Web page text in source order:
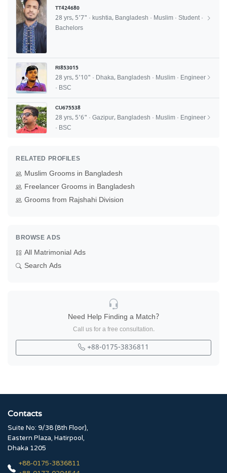
TT424680
28 yrs, 5'7" · kushtia, Bangladesh · Muslim · Student ·
Bachelors
RI853015
28 yrs, 5'10" · Dhaka, Bangladesh · Muslim · Engineer
· BSC
CU675538
28 yrs, 5'6" · Gazipur, Bangladesh · Muslim · Engineer
· BSC
RELATED PROFILES
Muslim Grooms in Bangladesh
Freelancer Grooms in Bangladesh
Grooms from Rajshahi Division
BROWSE ADS
All Matrimonial Ads
Search Ads
Need Help Finding a Match?
Call us for a free consultation.
+88-0175-3836811
Contacts
Suite No: 9/38 (8th Floor),
Eastern Plaza, Hatirpool,
Dhaka 1205
+88-0175-3836811